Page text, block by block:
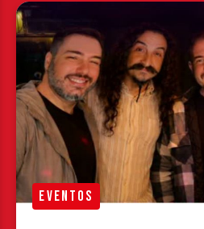
EVENTOS